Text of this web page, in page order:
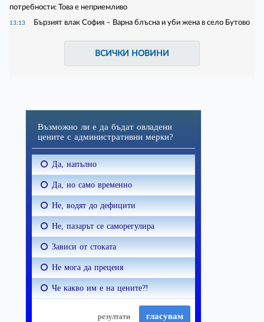
потребности: Това е неприемливо
13:13 Бързият влак София – Варна блъсна и уби жена в село Бутово
ВСИЧКИ НОВИНИ